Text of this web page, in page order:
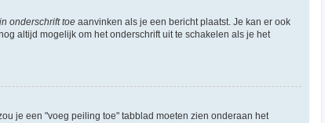
onderschrift toe aanvinken als je een bericht plaatst. Je kan er ook
altijd mogelijk om het onderschrift uit te schakelen als je het
je een "voeg peiling toe" tabblad moeten zien onderaan het